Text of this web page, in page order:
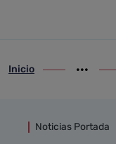
ir-a inicio
Inicio
Noticias Portada